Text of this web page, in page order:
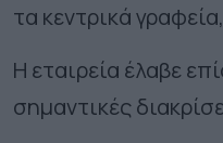
τα κεντρικά
Η εταιρεία έλαβε
σημαντικές